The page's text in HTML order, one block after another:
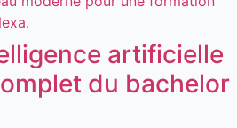
artificielle
du bachelor